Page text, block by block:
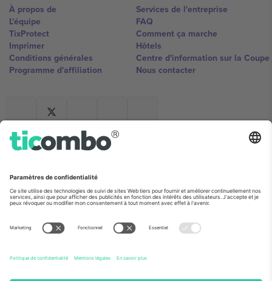
À propos de
L'équipe
TixProtect
Imprimer
Conditions générales
Programme d'affiliation
Services de l'entreprise
FAQ
Comment ça marche
Hôtels
Centre d'information sur la Coupe
Nous contacter
Ticombo France
Mimi Balkanska 132, 1540, Sofia,
Bulgaria
L'entité juridique du fournisseur de la plateforme peut changer en
détails, consultez la page spécifique de l'événement, les mentions